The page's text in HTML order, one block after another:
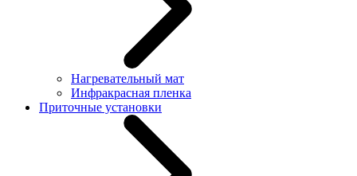
Нагревательный мат
Инфракрасная пленка
Приточные установки